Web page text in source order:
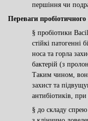
першіння чи
Переваги
§ пробіотики
стійкі патогенні
носа та горла
бактерій (з
Таким чином,
захист та
антибіотиків,
§ до складу спрею